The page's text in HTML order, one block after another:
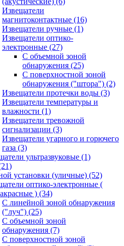
Извещатели
магнитоконтактные (16)
Извещатели ручные (1)
Извещатели оптико-
электронные (27)
С объемной зоной
обнаружения (25)
С поверхностной зоной
обнаружения ("штора") (2)
Извещатели протечки воды (3)
Извещатели температуры и
влажности (1)
Извещатели тревожной
сигнализации (3)
Извещатели угарного и горючего
газа (3)
ультразвуковые (1)
установки (уличные) (52)
оптико-электронные (
) (34)
С линейной зоной обнаружения
("луч") (25)
С объемной зоной
обнаружения (7)
С поверхностной зоной